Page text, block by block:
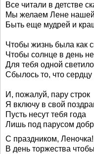
Все читали в детстве
Мы желаем Лене нашей
Быть еще мудрей и
Чтобы жизнь была как
Чтобы солнце в день
Для тебя одной
Сбылось то, что
И, пожалуй, пару строк
Я включу в свой
Пусть несут тебя года
Лишь под парусом
С праздником,
В день торжества